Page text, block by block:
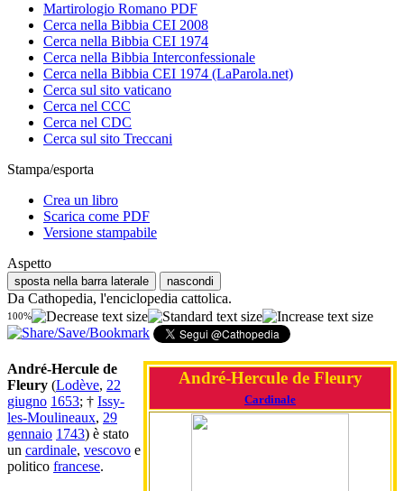
Martirologio Romano PDF
Cerca nella Bibbia CEI 2008
Cerca nella Bibbia CEI 1974
Cerca nella Bibbia Interconfessionale
Cerca nella Bibbia CEI 1974 (LaParola.net)
Cerca sul sito vaticano
Cerca nel CCC
Cerca nel CDC
Cerca sul sito Treccani
Stampa/esporta
Crea un libro
Scarica come PDF
Versione stampabile
Aspetto
sposta nella barra laterale nascondi
Da Cathopedia, l'enciclopedia cattolica.
100%
André-Hercule de Fleury
Cardinale
André-Hercule de
Fleury (Lodève, 22
giugno 1653; † Issy-
les-Moulineaux, 29
gennaio 1743) è stato
un cardinale, vescovo e
politico francese.